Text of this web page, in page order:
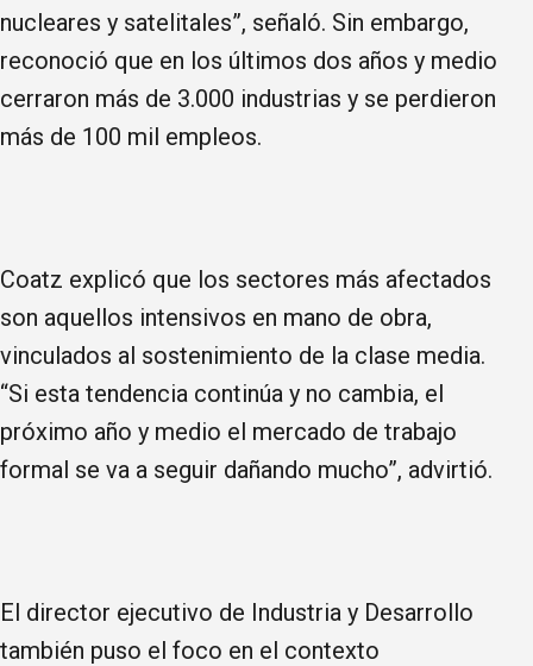
nucleares y satelitales”, señaló. Sin embargo,
reconoció que en los últimos dos años y medio
cerraron más de 3.000 industrias y se perdieron
más de 100 mil empleos.
Coatz explicó que los sectores más afectados
son aquellos intensivos en mano de obra,
vinculados al sostenimiento de la clase media.
“Si esta tendencia continúa y no cambia, el
próximo año y medio el mercado de trabajo
formal se va a seguir dañando mucho”, advirtió.
El director ejecutivo de Industria y Desarrollo
también puso el foco en el contexto